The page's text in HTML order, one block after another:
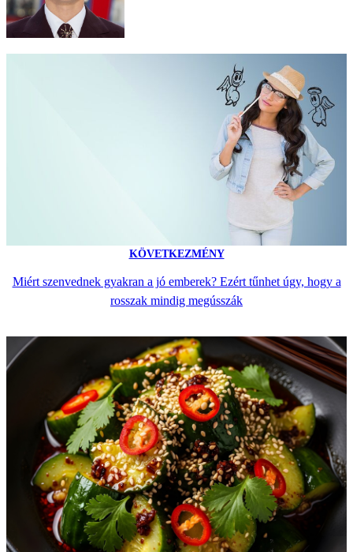
KÖVETKEZMÉNY
Miért szenvednek gyakran a jó emberek? Ezért tűnhet úgy, hogy a
rosszak mindig megússzák